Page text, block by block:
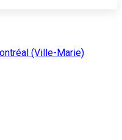
(Ville-Marie)